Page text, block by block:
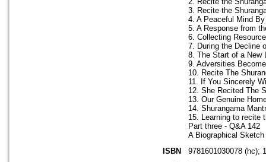
3. Recite the
4. A Peaceful Mind
5. A Response from
6. Collecting
7. During the Decline
8. The Start of a New
9. Adversities
10. Recite The
11. If You Sincerely
12. She Recited The
13. Our Genuine
14. Shurangama
15. Learning to recite
Part three - Q&A 142
A Biographical
ISBN
9781601030078 (hc);